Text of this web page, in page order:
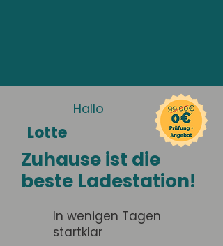
Hallo
Lotte
Zuhause ist die
beste Ladestation!
In wenigen Tagen
startklar